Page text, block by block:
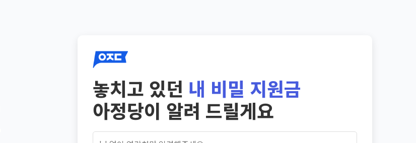
놓치고 있던 내 비밀 지원금
아정당이 알려 드릴게요